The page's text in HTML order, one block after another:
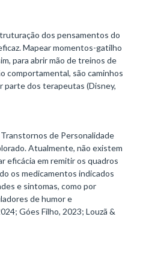
dos pensamentos do
Mapear momentos-gatilho
para abrir mão de treinos de
comportamental, são caminhos
parte dos terapeutas (Disney,
de Personalidade
Atualmente, não existem
eficácia em remitir os quadros
os medicamentos indicados
e sintomas, como por
de humor e
Góes Filho, 2023; Louzã &